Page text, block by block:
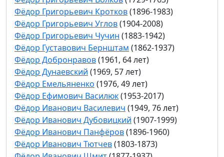
Фёдор Григорьевич Кротков(1896-1983)
Фёдор Григорьевич Углов(1904-2008)
Фёдор Григорьевич Чучин (1883-1942)
Фёдор Густавович Бернштам (1862-1937)
Фёдор Добронравов(1961, 64 лет)
Фёдор Дунаевский (1969, 57 лет)
Фёдор Емельяненко (1976, 49 лет)
Фёдор Ефимович Василюк(1953-2017)
Фёдор Иванович Василевич (1949, 76 лет)
Фёдор Иванович Дубовицкий (1907-1999)
Фёдор Иванович Панфёров(1896-1960)
Фёдор Иванович Тютчев(1803-1873)